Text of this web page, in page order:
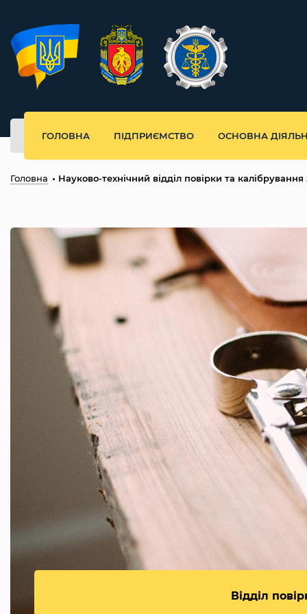
ГОЛОВНА ПІДПРИЄМСТВО ОСНОВНА
Головна Науково-технічний відділ повірки та
Відділ